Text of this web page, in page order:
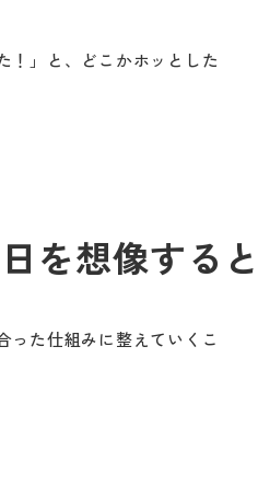
！」と、どこかホッとした
を想像する
った仕組みに整えていくこ